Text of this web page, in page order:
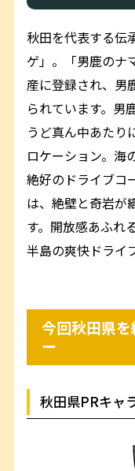
秋田を代表する伝
ゲ」。「男鹿のナ
産に登録され、男
られています。男
うど真ん中あたり
ロケーション。海
絶好のドライブコ
は、絶壁と奇岩が
す。開放感あふれ
半島の爽快ドライ
今回秋田県
ー
秋田県PRキャ